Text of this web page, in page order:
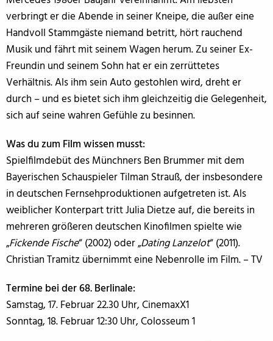
verbringt er die Abende in seiner Kneipe, die außer eine
Handvoll Stammgäste niemand betritt, hört rauchend
Musik und fährt mit seinem Wagen herum. Zu seiner Ex-
Freundin und seinem Sohn hat er ein zerrüttetes
Verhältnis. Als ihm sein Auto gestohlen wird, dreht er
durch – und es bietet sich ihm gleichzeitig die Gelegenheit,
sich auf seine wahren Gefühle zu besinnen.
Was du zum Film wissen musst:
Spielfilmdebüt des Münchners Ben Brummer mit dem
Bayerischen Schauspieler Tilman Strauß, der insbesondere
in deutschen Fernsehproduktionen aufgetreten ist. Als
weiblicher Konterpart tritt Julia Dietze auf, die bereits in
mehreren größeren deutschen Kinofilmen spielte wie
„Fickende Fische“ (2002) oder „Dating Lanzelot“ (2011).
Christian Tramitz übernimmt eine Nebenrolle im Film. – TV
Termine bei der 68. Berlinale:
Samstag, 17. Februar 22.30 Uhr, CinemaxX1
Sonntag, 18. Februar 12:30 Uhr, Colosseum 1